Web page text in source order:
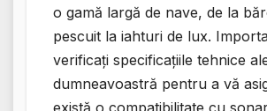
o gamă largă de nave, de la
pescuit la iahturi de lux.
verificați specificațiile tehnice
dumneavoastră pentru a vă
există o compatibilitate cu